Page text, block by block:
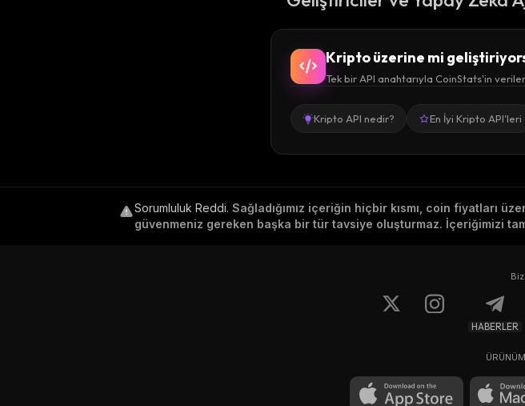
Kripto üzerine mi
Tek bir API anahtarıyla CoinStats'in
Kripto API nedir? En İyi Kripto API'leri
Sorumluluk Reddi. Sağladığımız içeriğin hiçbir kısmı, coin fiyatları
güvenmeniz gereken başka bir tür tavsiye oluşturmaz. İçeriğimizi
HABERLER